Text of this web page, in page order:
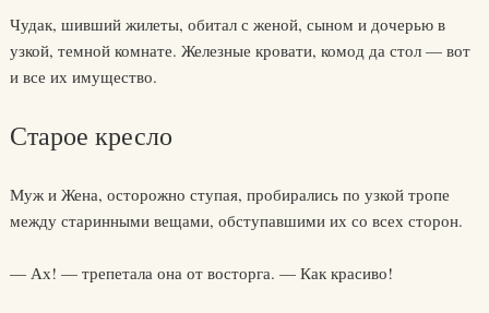
Чудак, шивший жилеты, обитал с женой, сыном и дочерью в
узкой, темной комнате. Железные кровати, комод да стол — вот
и все их имущество.
Старое кресло
Муж и Жена, осторожно ступая, пробирались по узкой тропе
между старинными вещами, обступавшими их со всех сторон.
— Ах! — трепетала она от восторга. — Как красиво!